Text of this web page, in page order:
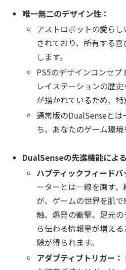
唯一無二のデザイン性：
アストロボットの愛ら
されており、所有する
します。
PS5のデザインコンセ
レイステーションの歴
が描かれているため、特
通常版のDualSenseと
ち、あなたのゲーム環境
DualSenseの先進機能によ
ハプティックフィードバ
ーターとは一線を画す
が、ゲームの世界を肌
触、爆発の衝撃、足元
ら伝わる情報量が増え
験が得られます。
アダプティブトリガー：